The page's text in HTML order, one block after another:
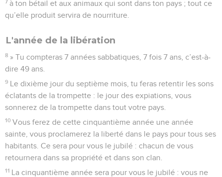
7 à ton bétail et aux animaux qui sont dans ton pays ; tout ce
qu’elle produit servira de nourriture.
L'année de la libération
8 » Tu compteras 7 années sabbatiques, 7 fois 7 ans, c’est-à-
dire 49 ans.
9 Le dixième jour du septième mois, tu feras retentir les sons
éclatants de la trompette : le jour des expiations, vous
sonnerez de la trompette dans tout votre pays.
10 Vous ferez de cette cinquantième année une année
sainte, vous proclamerez la liberté dans le pays pour tous ses
habitants. Ce sera pour vous le jubilé : chacun de vous
retournera dans sa propriété et dans son clan.
11 La cinquantième année sera pour vous le jubilé : vous ne